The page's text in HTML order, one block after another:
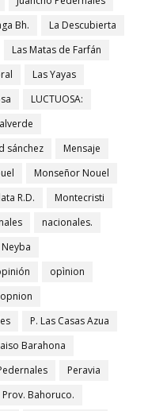
Bh.
La Descubierta
Las Matas de Farfán
Las Yayas
LUCTUOSA:
sánchez
Mensaje
Monseñor Nouel
R.D.
Montecristi
nacionales.
Neyba
opìnion
opnion
P. Las Casas Azua
Barahona
Peravia
Prov. Bahoruco.